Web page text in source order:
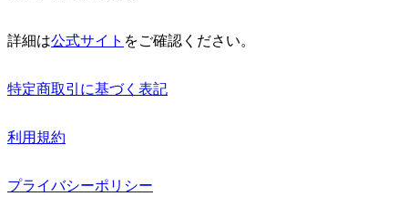
詳細は公式サイト をご確認ください。
特定商取引に基づく表記
利用規約
プライバシーポリシー